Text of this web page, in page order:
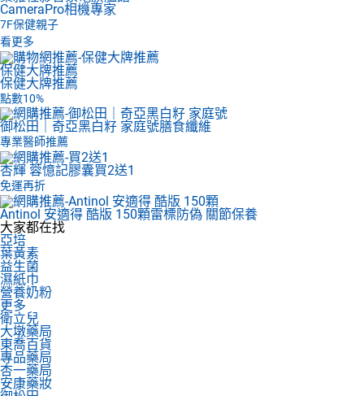
CameraPro相機專家
7F保健親子
看更多
保健大牌推薦
保健大牌推薦
點數10%
御松田｜奇亞黑白籽 家庭號膳食纖維
專業醫師推薦
杏輝 蓉憶記膠囊買2送1
免運再折
Antinol 安適得 酷版 150顆雷標防偽 關節保養
大家都在找
亞培
葉黃素
益生菌
濕紙巾
營養奶粉
更多
衛立兒
大墩藥局
東喬百貨
專品藥局
杏一藥局
安康藥妝